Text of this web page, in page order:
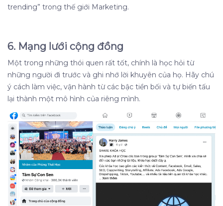
trending” trong thế giới Marketing.
6. Mạng lưới cộng đồng
Một trong những thói quen rất tốt, chính là học hỏi từ
những người đi trước và ghi nhớ lời khuyên của họ. Hãy chú
ý cách làm việc, vận hành từ các bậc tiền bối và tự biến tấu
lại thành một mô hình của riêng mình.